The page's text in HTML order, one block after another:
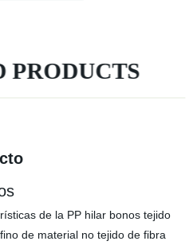
PRODUCTS
de la PP hilar bonos tejido
de material no tejido de fibra